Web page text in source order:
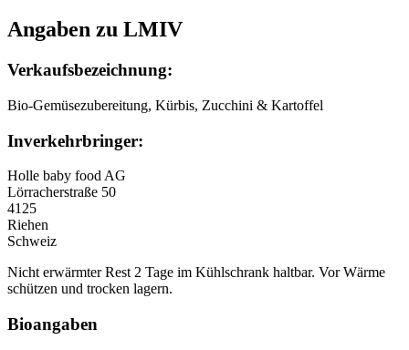
Angaben zu LMIV
Verkaufsbezeichnung:
Bio-Gemüsezubereitung, Kürbis, Zucchini & Kartoffel
Inverkehrbringer:
Holle baby food AG
Lörracherstraße 50
4125
Riehen
Schweiz
Nicht erwärmter Rest 2 Tage im Kühlschrank haltbar. Vor Wärme
schützen und trocken lagern.
Bioangaben